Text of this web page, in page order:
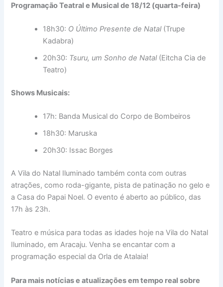
Programação Teatral e Musical de 18/12 (quarta-feira)
18h30: O Último Presente de Natal(Trupe
Kadabra)
20h30: Tsuru, um Sonho de Natal(Eitcha Cia de
Teatro)
Shows Musicais:
17h: Banda Musical do Corpo de Bombeiros
18h30: Maruska
20h30: Issac Borges
A Vila do Natal Iluminado também conta com outras
atrações, como roda-gigante, pista de patinação no gelo e
a Casa do Papai Noel. O evento é aberto ao público, das
17h às 23h.
Teatro e música para todas as idades hoje na Vila do Natal
Iluminado, em Aracaju. Venha se encantar com a
programação especial da Orla de Atalaia!
Para mais notícias e atualizações em tempo real sobre